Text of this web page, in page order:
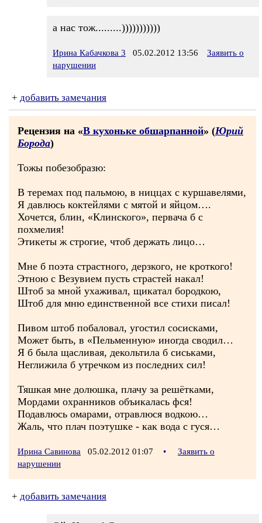
а нас тож.........)))))))))))
Ирина Кабачкова 3 05.02.2012 13:56
Заявить о
нарушении
+ добавить замечания
Рецензия на «В кухоньке обшарпанной» (Юрий
Борода)
Тожы побезобразю:
В теремах под пальмою, в ниццах с куршавелями,
Я давлюсь коктейлями с мятой и яйцом….
Хочется, блин, «Клинского», первача б с
похмелия!
Этикеты ж строгие, чтоб держать лицо…
Мне б поэта страстного, дерзкого, не кроткого!
Этною с Везувием пусть страстей накал!
Штоб за мной ухаживал, щикатал бородкою,
Штоб для мню единственной все стихи писал!
Пивом штоб побаловал, угостил сосисками,
Может быть, в «Пельменную» иногда сводил…
Я б была щасливая, декольтила б сиськами,
Неглижила б утречком из последних сил!
Тяшкая мне долюшка, плачу за решётками,
Мордами охранников объикалась фся!
Подавлюсь омарами, отравлюся водкою…
Жаль, что плач поэтушке - как вода с гуся…
Ирина Савинова 05.02.2012 01:07 •
Заявить о
нарушении
+ добавить замечания